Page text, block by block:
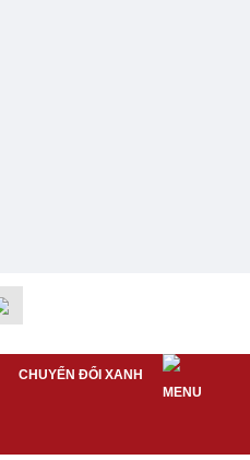
CHUYỂN ĐỔI XANH